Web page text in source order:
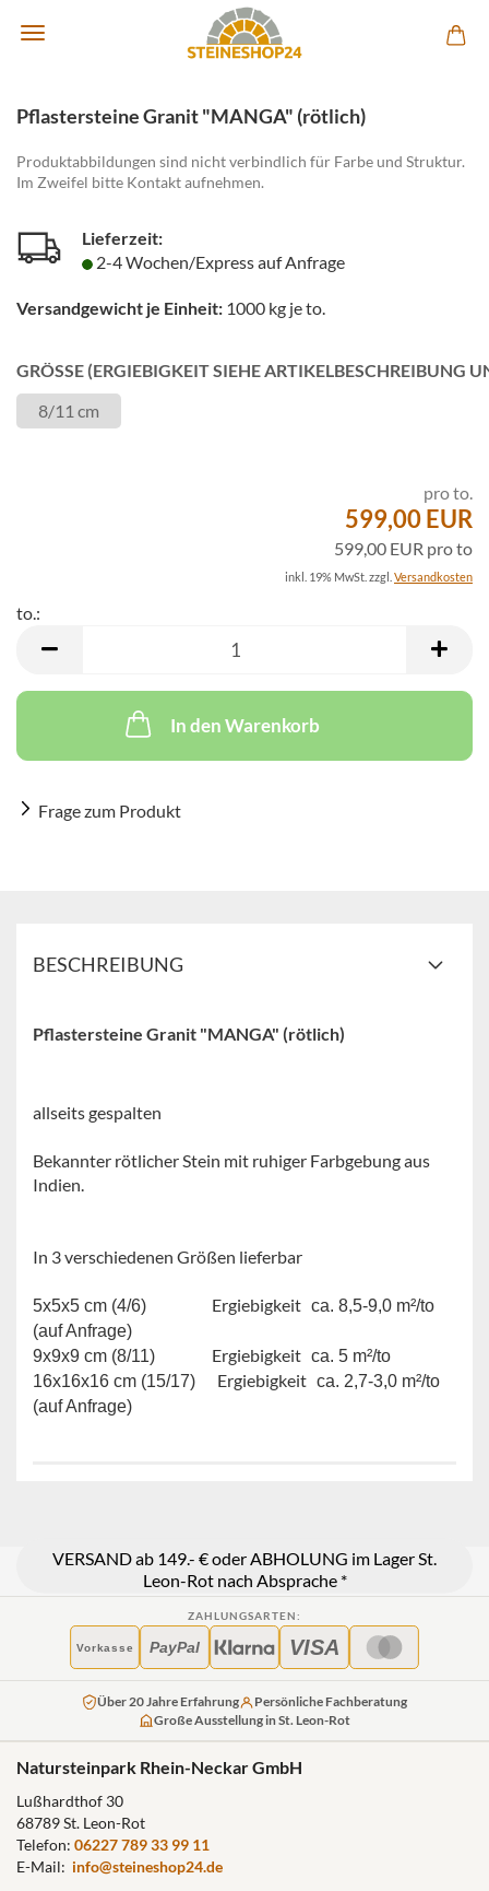
Pflastersteine Granit "MANGA" (rötlich)
Produktabbildungen sind nicht verbindlich für Farbe und Struktur.
Im Zweifel bitte Kontakt aufnehmen.
Lieferzeit:
2-4 Wochen/Express auf Anfrage
Versandgewicht je Einheit: 1000 kg je to.
GRÖSSE (ERGIEBIGKEIT SIEHE ARTIKELBESCHREIBUNG
8/11 cm
pro to.
599,00 EUR
599,00 EUR pro to
inkl. 19% MwSt. zzgl. Versandkosten
to.:
In den Warenkorb
Frage zum Produkt
BESCHREIBUNG
Pflastersteine Granit "MANGA" (rötlich)
allseits gespalten
Bekannter rötlicher Stein mit ruhiger Farbgebung aus
Indien.
In 3 verschiedenen Größen lieferbar
5x5x5 cm (4/6) Ergiebigkeit ca. 8,5-9,0 m²/to
(auf Anfrage)
9x9x9 cm (8/11) Ergiebigkeit ca. 5 m²/to
16x16x16 cm (15/17) Ergiebigkeit ca. 2,7-3,0 m²/to
(auf Anfrage)
VERSAND ab 149.- € oder ABHOLUNG im Lager St.
Leon-Rot nach Absprache *
ZAHLUNGSARTEN:
Vorkasse PayPal VISA
Über 20 Jahre Erfahrung
Persönliche Fachberatung
Große Ausstellung in St. Leon-Rot
Natursteinpark Rhein-Neckar GmbH
Lußhardthof 30
68789 St. Leon-Rot
Telefon: 06227 789 33 99 11
E-Mail: info@steineshop24.de